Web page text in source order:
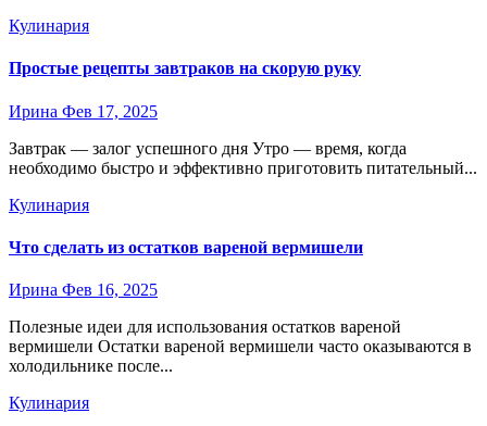
Кулинария
Простые рецепты завтраков на скорую руку
Ирина Фев 17, 2025
Завтрак — залог успешного дня Утро — время, когда
необходимо быстро и эффективно приготовить питательный...
Кулинария
Что сделать из остатков вареной вермишели
Ирина Фев 16, 2025
Полезные идеи для использования остатков вареной
вермишели Остатки вареной вермишели часто оказываются в
холодильнике после...
Кулинария